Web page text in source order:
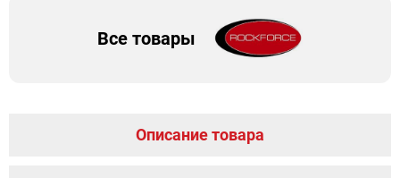
Все товары
Описание товара